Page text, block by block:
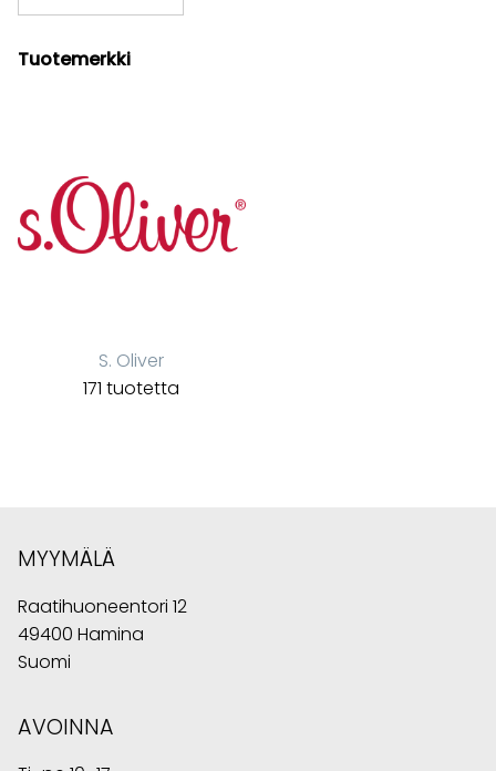
Tuotemerkki
S. Oliver
171 tuotetta
MYYMÄLÄ
Raatihuoneentori 12
49400 Hamina
Suomi
AVOINNA